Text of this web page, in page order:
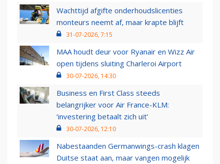
Wachttijd afgifte onderhoudslicenties
monteurs neemt af, maar krapte blijft
31-07-2026, 7:15
MAA houdt deur voor Ryanair en Wizz Air
open tijdens sluiting Charleroi Airport
30-07-2026, 14:30
Business en First Class steeds
belangrijker voor Air France-KLM:
‘investering betaalt zich uit’
30-07-2026, 12:10
Nabestaanden Germanwings-crash klagen
Duitse staat aan, maar vangen mogelijk